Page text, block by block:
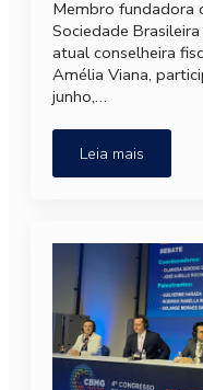
Membro fundadora
Sociedade
atual conselheira
Amélia Viana,
junho,…
Leia mais